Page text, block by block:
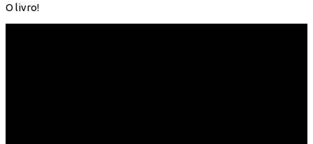
O livro!